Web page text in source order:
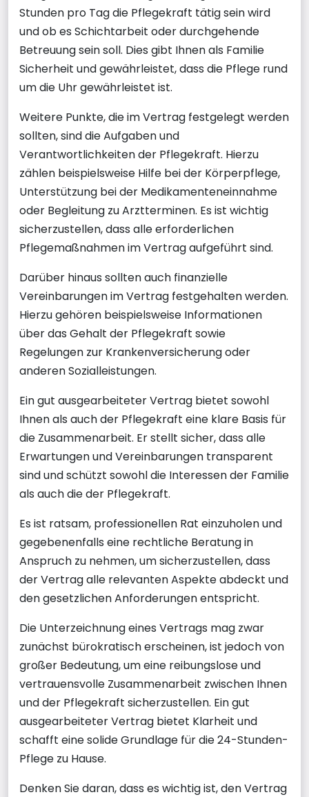
Stunden pro Tag die Pflegekraft tätig sein wird
und ob es Schichtarbeit oder durchgehende
Betreuung sein soll. Dies gibt Ihnen als Familie
Sicherheit und gewährleistet, dass die Pflege rund
um die Uhr gewährleistet ist.
Weitere Punkte, die im Vertrag festgelegt werden
sollten, sind die Aufgaben und
Verantwortlichkeiten der Pflegekraft. Hierzu
zählen beispielsweise Hilfe bei der Körperpflege,
Unterstützung bei der Medikamenteneinnahme
oder Begleitung zu Arztterminen. Es ist wichtig
sicherzustellen, dass alle erforderlichen
Pflegemaßnahmen im Vertrag aufgeführt sind.
Darüber hinaus sollten auch finanzielle
Vereinbarungen im Vertrag festgehalten werden.
Hierzu gehören beispielsweise Informationen
über das Gehalt der Pflegekraft sowie
Regelungen zur Krankenversicherung oder
anderen Sozialleistungen.
Ein gut ausgearbeiteter Vertrag bietet sowohl
Ihnen als auch der Pflegekraft eine klare Basis für
die Zusammenarbeit. Er stellt sicher, dass alle
Erwartungen und Vereinbarungen transparent
sind und schützt sowohl die Interessen der Familie
als auch die der Pflegekraft.
Es ist ratsam, professionellen Rat einzuholen und
gegebenenfalls eine rechtliche Beratung in
Anspruch zu nehmen, um sicherzustellen, dass
der Vertrag alle relevanten Aspekte abdeckt und
den gesetzlichen Anforderungen entspricht.
Die Unterzeichnung eines Vertrags mag zwar
zunächst bürokratisch erscheinen, ist jedoch von
großer Bedeutung, um eine reibungslose und
vertrauensvolle Zusammenarbeit zwischen Ihnen
und der Pflegekraft sicherzustellen. Ein gut
ausgearbeiteter Vertrag bietet Klarheit und
schafft eine solide Grundlage für die 24-Stunden-
Pflege zu Hause.
Denken Sie daran, dass es wichtig ist, den Vertrag